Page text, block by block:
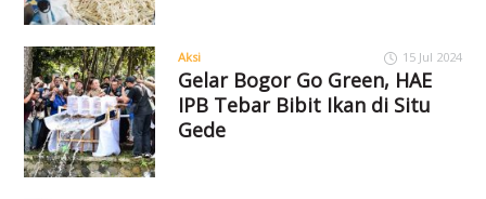
Aksi 15 Jul 2024
Gelar Bogor Go Green, HAE
IPB Tebar Bibit Ikan di Situ
Gede